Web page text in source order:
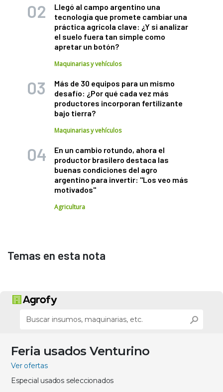
Llegó al campo argentino una
tecnología que promete cambiar una
práctica agrícola clave: ¿Y si analizar
el suelo fuera tan simple como
apretar un botón?
Maquinarias y vehículos
Más de 30 equipos para un mismo
desafío: ¿Por qué cada vez más
productores incorporan fertilizante
bajo tierra?
Maquinarias y vehículos
En un cambio rotundo, ahora el
productor brasilero destaca las
buenas condiciones del agro
argentino para invertir: "Los veo más
motivados"
Agricultura
Temas en esta nota
Feria usados Venturino
Ver ofertas
Especial usados seleccionados